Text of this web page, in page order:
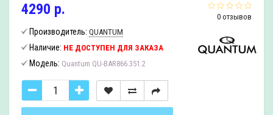
0 отзывов
4290 р.
Производитель: QUANTUM
Наличие: НЕ ДОСТУПЕН ДЛЯ ЗАКАЗА
Модель: Quantum QU-BAR866.351.2